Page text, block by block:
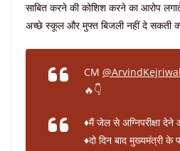
साबित करने की कोशिश करने का आरोप लगाते
अच्छे स्कूल और मुफ्त बिजली नहीं दे सकती
CM @ArvindKejriwal
🔥👇
♦️मैं जेल से अग्निपरीक्षा देने
♦️दो दिन बाद मुख्यमंत्री के